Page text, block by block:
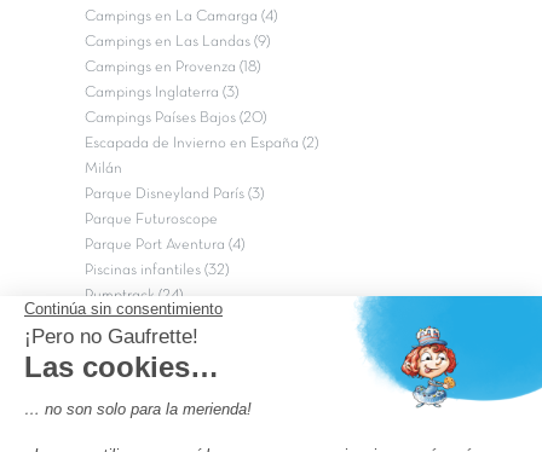
Campings en La Camarga (4)
Campings en Las Landas (9)
Campings en Provenza (18)
Campings Inglaterra (3)
Campings Países Bajos (20)
Escapada de Invierno en España (2)
Milán
Parque Disneyland París (3)
Parque Futuroscope
Parque Port Aventura (4)
Piscinas infantiles (32)
Pumptrack (24)
Puy du Fou (2)
Roma
Semana Santa (17)
Campings de 4 estrellas en Francia
campings niños Francia